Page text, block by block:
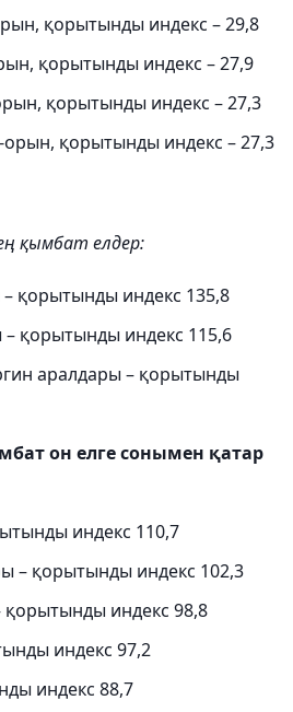
қорытынды индекс – 29,8
қорытынды индекс – 27,9
қорытынды индекс – 27,3
орын, қорытынды индекс – 27,3
қымбат елдер:
қорытынды индекс 135,8
қорытынды индекс 115,6
аралдары – қорытынды
он елге сонымен қатар
индекс 110,7
– қорытынды индекс 102,3
қорытынды индекс 98,8
индекс 97,2
индекс 88,7